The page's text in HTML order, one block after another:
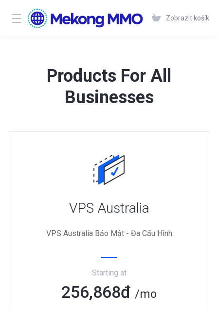
Zobrazit košík
Products For All
Businesses
VPS Australia
VPS Australia Bảo Mật - Đa Cấu Hình
Starting at
256,868đ /mo